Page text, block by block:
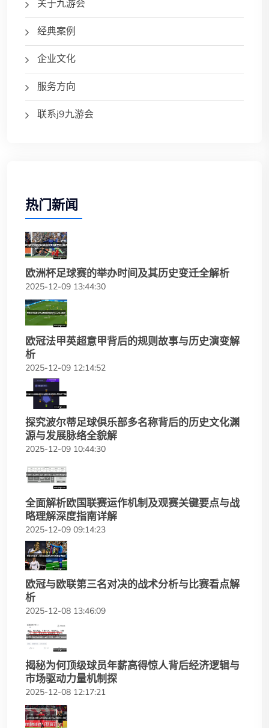
关于九游会
经典案例
企业文化
服务方向
联系j9九游会
热门新闻
欧洲杯足球赛的举办时间及其历史变迁全解析
2025-12-09 13:44:30
欧冠法甲英超意甲背后的规则故事与历史演变解
析
2025-12-09 12:14:52
探究波尔蒂足球俱乐部多名称背后的历史文化渊
源与发展脉络全貌解
2025-12-09 10:44:30
全面解析欧国联赛运作机制及观赛关键要点与战
略理解深度指南详解
2025-12-09 09:14:23
欧冠与欧联第三名对决的战术分析与比赛看点解
析
2025-12-08 13:46:09
揭秘为何顶级球员年薪高得惊人背后经济逻辑与
市场驱动力量机制探
2025-12-08 12:17:21